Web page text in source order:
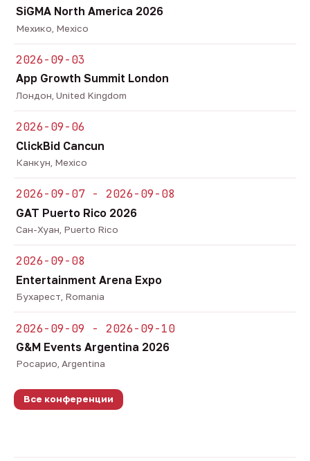
SiGMA North America 2026
Мехико, Mexico
2026-09-03
App Growth Summit London
Лондон, United Kingdom
2026-09-06
ClickBid Cancun
Канкун, Mexico
2026-09-07 - 2026-09-08
GAT Puerto Rico 2026
Сан-Хуан, Puerto Rico
2026-09-08
Entertainment Arena Expo
Бухарест, Romania
2026-09-09 - 2026-09-10
G&M Events Argentina 2026
Росарио, Argentina
Все конференции